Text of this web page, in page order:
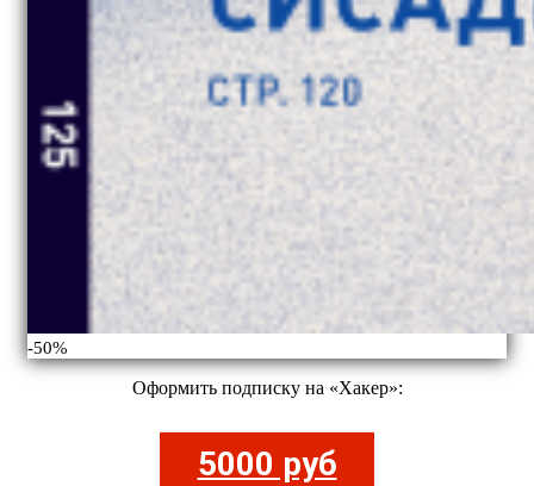
-50%
Оформить подписку на «Хакер»:
5000 руб